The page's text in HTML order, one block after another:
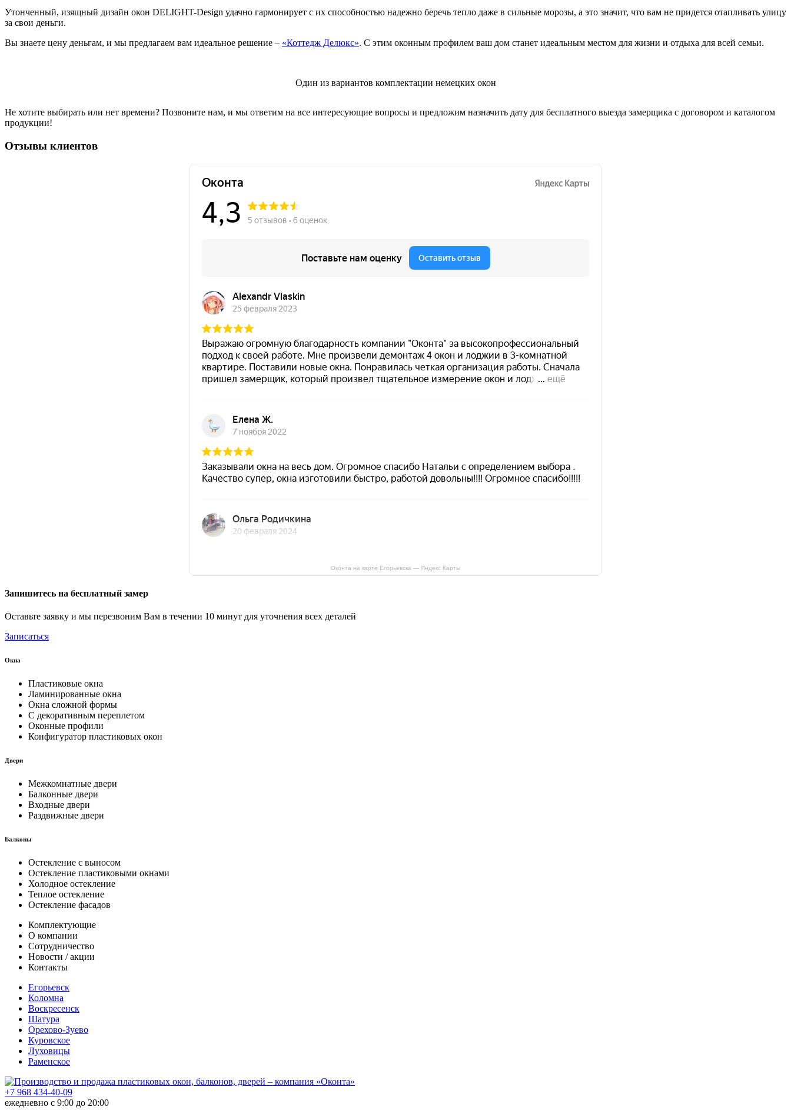
Утонченный, изящный дизайн окон DELIGHT-Design удачно гармонирует с их способностью надежно беречь тепло даже в сильные морозы, а это значит, что вам не придется отапливать улицу
за свои деньги.
Вы знаете цену деньгам, и мы предлагаем вам идеальное решение – «Коттедж Делюкс». С этим оконным профилем ваш дом станет идеальным местом для жизни и отдыха для всей семьи.
Один из вариантов комплектации немецких окон
Не хотите выбирать или нет времени? Позвоните нам, и мы ответим на все интересующие вопросы и предложим назначить дату для бесплатного выезда замерщика с договором и каталогом
продукции!
Отзывы клиентов
Оконта на карте Егорьевска — Яндекс Карты
Запишитесь на бесплатный замер
Оставьте заявку и мы перезвоним Вам в течении 10 минут для уточнения всех деталей
Записаться
Окна
Пластиковые окна
Ламинированные окна
Окна сложной формы
С декоративным переплетом
Оконные профили
Конфигуратор пластиковых окон
Двери
Межкомнатные двери
Балконные двери
Входные двери
Раздвижные двери
Балконы
Остекление с выносом
Остекление пластиковыми окнами
Холодное остекление
Теплое остекление
Остекление фасадов
Комплектующие
О компании
Сотрудничество
Новости / акции
Контакты
Егорьевск
Коломна
Воскресенск
Шатура
Орехово-Зуево
Куровское
Луховицы
Раменское
+7 968 434-40-09
ежедневно с 9:00 до 20:00